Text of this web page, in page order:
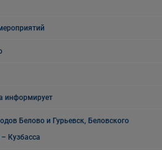
информирует
Белово и Гурьевск, Беловского
Кузбасса